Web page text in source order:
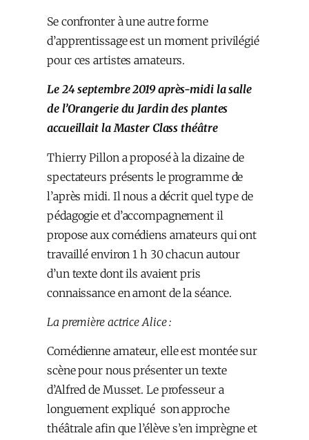
Se confronter à une autre forme
d’apprentissage est un moment privilégié
pour ces artistes amateurs.
Le 24 septembre 2019 après-midi la salle
de l’Orangerie du Jardin des plantes
accueillait la Master Class théâtre
Thierry Pillon a proposé à la dizaine de
spectateurs présents le programme de
l’après midi. Il nous a décrit quel type de
pédagogie et d’accompagnement il
propose aux comédiens amateurs qui ont
travaillé environ 1 h 30 chacun autour
d’un texte dont ils avaient pris
connaissance en amont de la séance.
La première actrice Alice :
Comédienne amateur, elle est montée sur
scène pour nous présenter un texte
d’Alfred de Musset. Le professeur a
longuement expliqué son approche
théâtrale afin que l’élève s’en imprègne et